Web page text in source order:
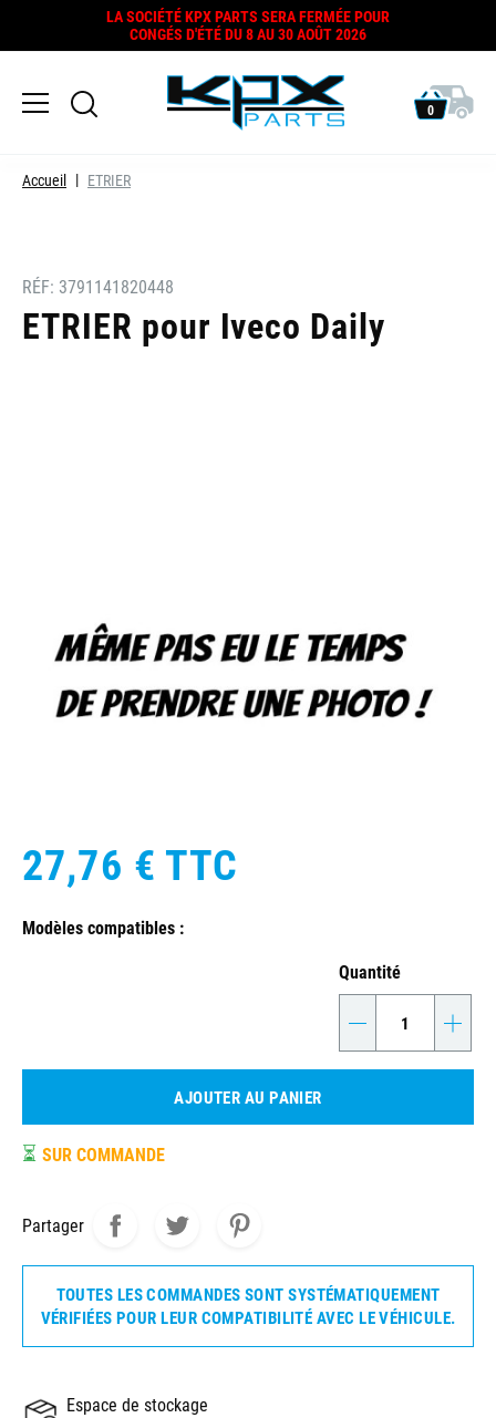
LA SOCIÉTÉ KPX PARTS SERA FERMÉE POUR
CONGÉS D'ÉTÉ DU 8 AU 30 AOÛT 2026
0
Accueil ETRIER
RÉF: 3791141820448
ETRIER pour Iveco Daily
27,76 € TTC
Modèles compatibles :
Quantité
- +
AJOUTER AU PANIER
⏳ SUR COMMANDE
Partager
TOUTES LES COMMANDES SONT SYSTÉMATIQUEMENT
VÉRIFIÉES POUR LEUR COMPATIBILITÉ AVEC LE VÉHICULE.
Espace de stockage